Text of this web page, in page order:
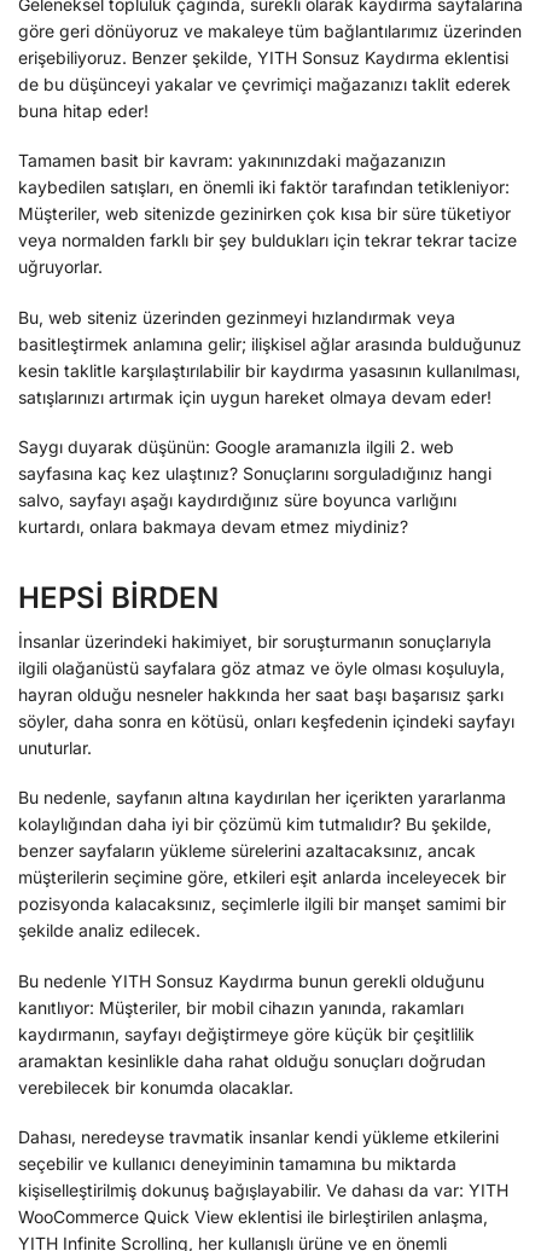
göre geri dönüyoruz ve makaleye tüm bağlantılarımız üzerinden
erişebiliyoruz. Benzer şekilde, YITH Sonsuz Kaydırma eklentisi
de bu düşünceyi yakalar ve çevrimiçi mağazanızı taklit ederek
buna hitap eder!
Tamamen basit bir kavram: yakınınızdaki mağazanızın
kaybedilen satışları, en önemli iki faktör tarafından tetikleniyor:
Müşteriler, web sitenizde gezinirken çok kısa bir süre tüketiyor
veya normalden farklı bir şey buldukları için tekrar tekrar tacize
uğruyorlar.
Bu, web siteniz üzerinden gezinmeyi hızlandırmak veya
basitleştirmek anlamına gelir; ilişkisel ağlar arasında bulduğunuz
kesin taklitle karşılaştırılabilir bir kaydırma yasasının kullanılması,
satışlarınızı artırmak için uygun hareket olmaya devam eder!
Saygı duyarak düşünün: Google aramanızla ilgili 2. web
sayfasına kaç kez ulaştınız? Sonuçlarını sorguladığınız hangi
salvo, sayfayı aşağı kaydırdığınız süre boyunca varlığını
kurtardı, onlara bakmaya devam etmez miydiniz?
HEPSİ BİRDEN
İnsanlar üzerindeki hakimiyet, bir soruşturmanın sonuçlarıyla
ilgili olağanüstü sayfalara göz atmaz ve öyle olması koşuluyla,
hayran olduğu nesneler hakkında her saat başı başarısız şarkı
söyler, daha sonra en kötüsü, onları keşfedenin içindeki sayfayı
unuturlar.
Bu nedenle, sayfanın altına kaydırılan her içerikten yararlanma
kolaylığından daha iyi bir çözümü kim tutmalıdır? Bu şekilde,
benzer sayfaların yükleme sürelerini azaltacaksınız, ancak
müşterilerin seçimine göre, etkileri eşit anlarda inceleyecek bir
pozisyonda kalacaksınız, seçimlerle ilgili bir manşet samimi bir
şekilde analiz edilecek.
Bu nedenle YITH Sonsuz Kaydırma bunun gerekli olduğunu
kanıtlıyor: Müşteriler, bir mobil cihazın yanında, rakamları
kaydırmanın, sayfayı değiştirmeye göre küçük bir çeşitlilik
aramaktan kesinlikle daha rahat olduğu sonuçları doğrudan
verebilecek bir konumda olacaklar.
Dahası, neredeyse travmatik insanlar kendi yükleme etkilerini
seçebilir ve kullanıcı deneyiminin tamamına bu miktarda
kişiselleştirilmiş dokunuş bağışlayabilir. Ve dahası da var: YITH
WooCommerce Quick View eklentisi ile birleştirilen anlaşma,
YITH Infinite Scrolling, her kullanışlı ürüne ve en önemli